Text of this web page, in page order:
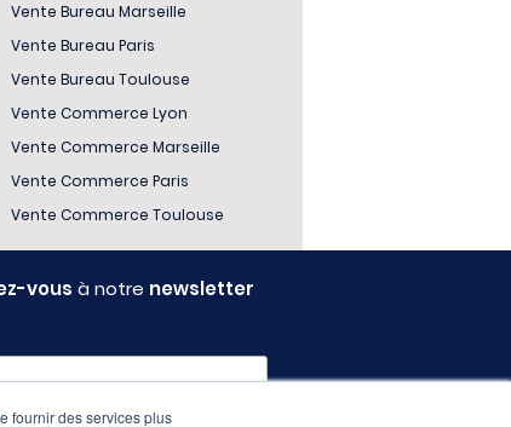
fournir des services plus
Vente Bureau Marseille
Vente Bureau Paris
Vente Bureau Toulouse
Vente Commerce Lyon
Vente Commerce Marseille
Vente Commerce Paris
Vente Commerce Toulouse
vous à notre newsletter